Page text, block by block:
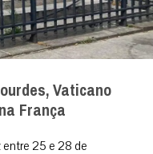
Vaticano
França
25 e 28 de